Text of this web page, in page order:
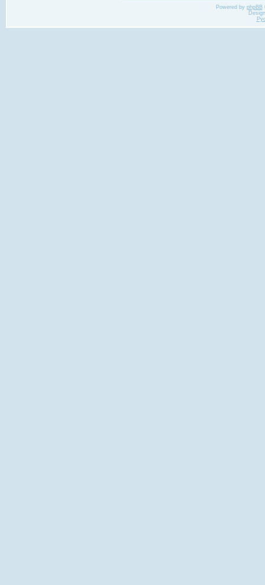
Powered by phpBB